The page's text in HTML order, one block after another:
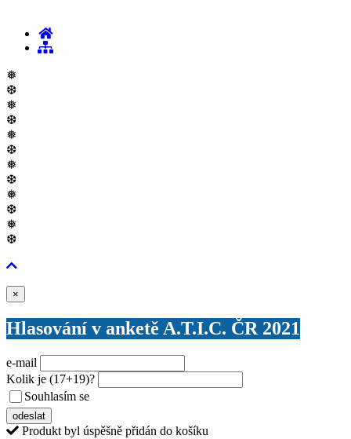
❅
❆
❅
❆
❅
❆
❅
❆
❅
❆
❅
❆
×
Hlasování v anketě A.T.I.C. ČR 2021
e-mail
Kolik je (17+19)?
Souhlasím se
odeslat
Produkt byl úspěšně přidán do košíku